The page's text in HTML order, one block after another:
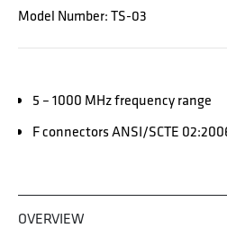
Model Number: TS-03
5 – 1000 MHz frequency range
F connectors ANSI/SCTE
OVERVIEW